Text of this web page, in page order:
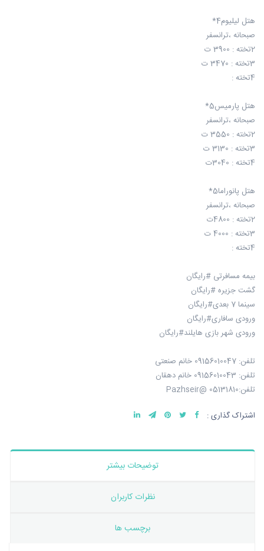
هتل لیلیوم4*
صبحانه ،ترانسفر
2تخته : 3900 ت
3تخته : 3470 ت
4تخته :
هتل پارمیس5*
صبحانه ،ترانسفر
2تخته : 3550 ت
3تخته : 3130 ت
4تخته : 3040ت
هتل پانوراما5*
صبحانه ،ترانسفر
2تخته : 4800ت
3تخته : 4000 ت
4تخته :
بیمه مسافرتی #رایگان
گشت جزیره #رایگان
سینما 7 بعدی#رایگان
ورودی سافاری#رایگان
ورودی شهر بازی هایلند#رایگان
تلفن: 09156010047 خانم صنعتی
تلفن: 09156010043 خانم دهقان
تلفن:05131810 @Pazhseir
اشتراک گذاری :
توضیحات بیشتر
نظرات کاربران
برچسب ها